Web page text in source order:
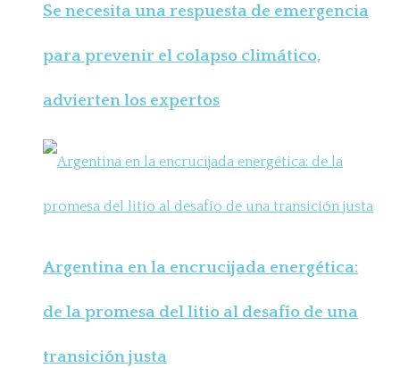
Se necesita una respuesta de emergencia
para prevenir el colapso climático,
advierten los expertos
Argentina en la encrucijada energética:
de la promesa del litio al desafío de una
transición justa